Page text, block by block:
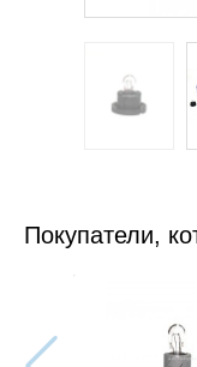
Покупатели,